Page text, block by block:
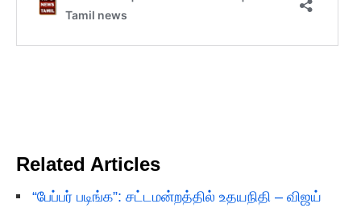
Related Articles
“பேப்பர் படிங்க”: சட்டமன்றத்தில் உதயநிதி – விஜய்